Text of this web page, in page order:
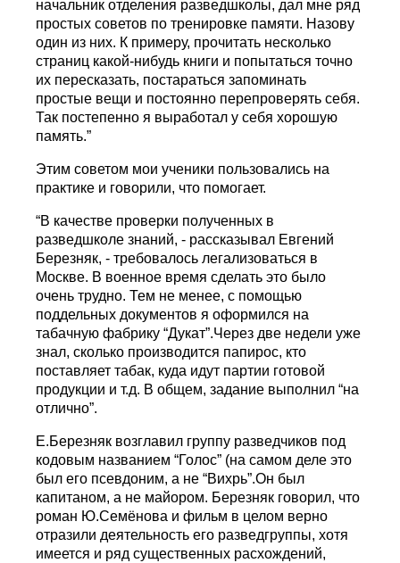
начальник отделения разведшколы, дал мне ряд
простых советов по тренировке памяти. Назову
один из них. К примеру, прочитать несколько
страниц какой-нибудь книги и попытаться точно
их пересказать, постараться запоминать
простые вещи и постоянно перепроверять себя.
Так постепенно я выработал у себя хорошую
память.”
Этим советом мои ученики пользовались на
практике и говорили, что помогает.
“В качестве проверки полученных в
разведшколе знаний, - рассказывал Евгений
Березняк, - требовалось легализоваться в
Москве. В военное время сделать это было
очень трудно. Тем не менее, с помощью
поддельных документов я оформился на
табачную фабрику “Дукат”.Через две недели уже
знал, сколько производится папирос, кто
поставляет табак, куда идут партии готовой
продукции и т.д. В общем, задание выполнил “на
отлично”.
E.Березняк возглавил группу разведчиков под
кодовым названием “Голос” (на самом деле это
был его псевдоним, а не “Вихрь”.Oн был
капитаном, а не майором. Березняк говорил, что
роман Ю.Семёнова и фильм в целом верно
отразили деятельность его разведгруппы, хотя
имеется и ряд существенных расхождений,